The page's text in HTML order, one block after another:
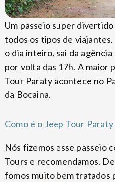
Um passeio super
todos os tipos de viajantes.
o dia inteiro, sai da
por volta das 17h. A maior
Tour Paraty acontece no
da Bocaina.
Como é o Jeep Tour Paraty
Nós fizemos esse passeio
Tours e recomendamos.
fomos muito bem tratados